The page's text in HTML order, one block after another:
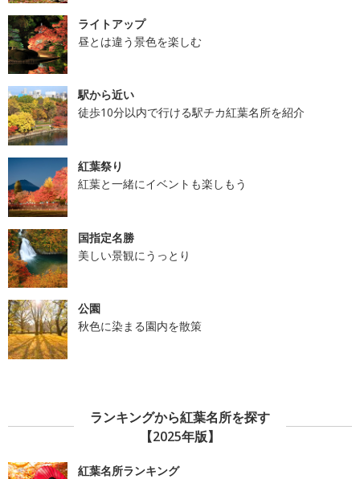
ライトアップ
昼とは違う景色を楽しむ
駅から近い
徒歩10分以内で行ける駅チカ紅葉名所を紹介
紅葉祭り
紅葉と一緒にイベントも楽しもう
国指定名勝
美しい景観にうっとり
公園
秋色に染まる園内を散策
ランキングから紅葉名所を探す
【2025年版】
紅葉名所ランキング